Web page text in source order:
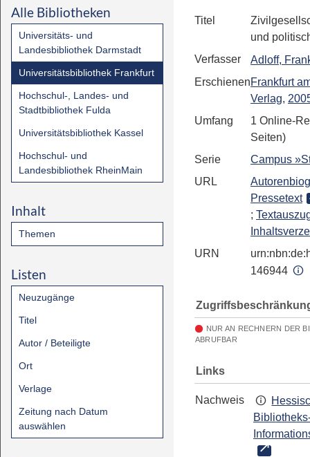
Alle Bibliotheken
Universitäts- und
Landesbibliothek Darmstadt
Universitätsbibliothek Frankfurt
Hochschul-, Landes- und
Stadtbibliothek Fulda
Universitätsbibliothek Kassel
Hochschul- und
Landesbibliothek RheinMain
Inhalt
Themen
Listen
Neuzugänge
Titel
Autor / Beteiligte
Ort
Verlage
Zeitung nach Datum
auswählen
Titel
und
Verfasser
Adloff,
ErschienenFrankfurt
Verlag,
Umfang
1 Online-
Seiten)
Serie
Campus
URL
Pressetext
;
URN
146944
NUR AN RECHNERN DER
ABRUFBAR
Links
Nachweis